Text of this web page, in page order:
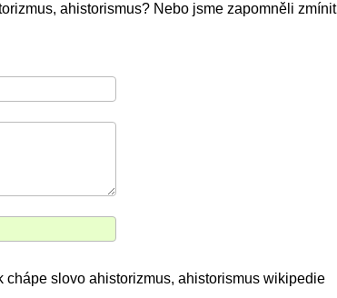
ahistorismus? Nebo jsme zapomněli zmínit
slovo ahistorizmus, ahistorismus wikipedie